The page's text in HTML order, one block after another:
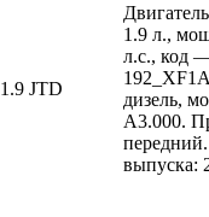
1.9 JTD
1.9 л.,
л.с., код
дизель,
A3.000.
выпуска: